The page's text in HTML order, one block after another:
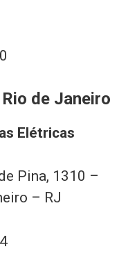
de Janeiro
Elétricas
Pina, 1310 –
– RJ